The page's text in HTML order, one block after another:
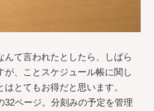
て言われたとしたら、しばら
が、ことスケジュール帳に関し
とてもお得だと思います。
32ページ。分刻みの予定を管理